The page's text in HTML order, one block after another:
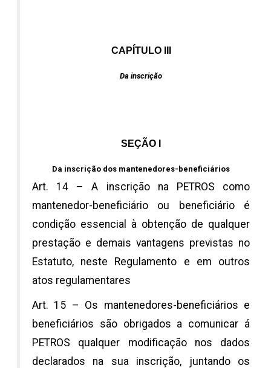
CAPÍTULO III
Da inscrição
SEÇÃO I
Da inscrição dos mantenedores-beneficiários
Art. 14 – A inscrição na PETROS como
mantenedor-beneficiário ou beneficiário é
condição essencial à obtenção de qualquer
prestação e demais vantagens previstas no
Estatuto, neste Regulamento e em outros
atos regulamentares
Art. 15 – Os mantenedores-beneficiários e
beneficiários são obrigados a comunicar á
PETROS qualquer modificação nos dados
declarados na sua inscrição, juntando os